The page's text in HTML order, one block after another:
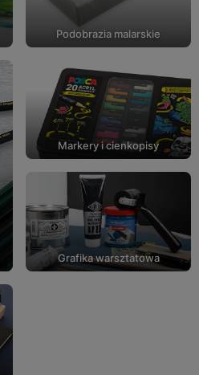
Podobrazia malarskie
Markery i cienkopisy
Grafika warsztatowa